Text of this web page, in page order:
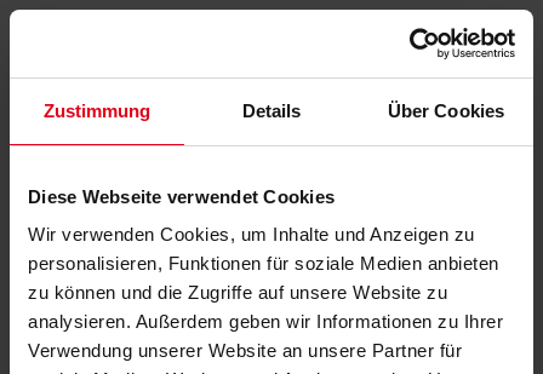
Zustimmung Details Über Cookies
Diese Webseite verwendet Cookies
Wir verwenden Cookies, um Inhalte und Anzeigen zu
personalisieren, Funktionen für soziale Medien anbieten
zu können und die Zugriffe auf unsere Website zu
analysieren. Außerdem geben wir Informationen zu Ihrer
Verwendung unserer Website an unsere Partner für